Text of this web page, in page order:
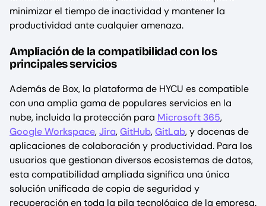
minimizar el tiempo de inactividad y mantener la
productividad ante cualquier amenaza.
Ampliación de la compatibilidad con los
principales servicios
Además de Box, la plataforma de HYCU es compatible
con una amplia gama de populares servicios en la
nube, incluida la protección para Microsoft 365,
Google Workspace,Jira,GitHub,GitLab, y docenas de
aplicaciones de colaboración y productividad. Para los
usuarios que gestionan diversos ecosistemas de datos,
esta compatibilidad ampliada significa una única
solución unificada de copia de seguridad y
recuperación en toda la pila tecnológica de la empresa.